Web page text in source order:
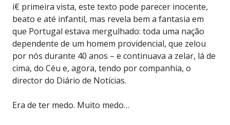
í€ primeira vista, este texto pode parecer inocente,
beato e até infantil, mas revela bem a fantasia em
que Portugal estava mergulhado: toda uma nação
dependente de um homem providencial, que zelou
por nós durante 40 anos – e continuava a zelar, lá de
cima, do Céu e, agora, tendo por companhia, o
director do Diário de Notícias.
Era de ter medo. Muito medo…